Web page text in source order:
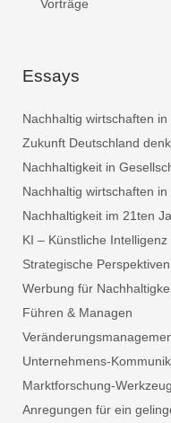
Vorträge
Essays
Nachhaltig wirtschaften
Zukunft Deutschland
Nachhaltigkeit in
Nachhaltig wirtschaften
Nachhaltigkeit im 21ten
KI – Künstliche
Strategische Perspektiven
Werbung für
Führen & Managen
Unternehmens-
Marktforschung-
Anregungen für ein